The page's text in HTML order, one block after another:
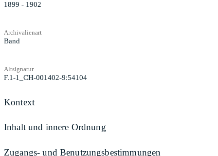
1899 - 1902
Archivalienart
Band
Altsignatur
F.1-1_CH-001402-9:54104
Kontext
Inhalt und innere Ordnung
Zugangs- und Benutzungsbestimmungen